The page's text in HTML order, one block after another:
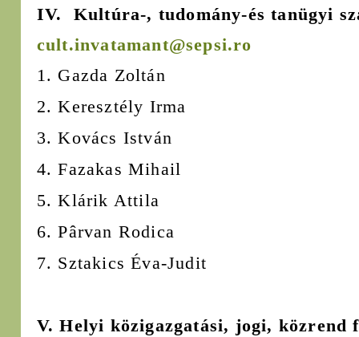
IV. Kultúra-, tudomány-és tanügyi
cult.invatamant@sepsi.ro
1. Gazda Zoltán
2. Keresztély Irma
3. Kovács István
4. Fazakas Mihail
5. Klárik Attila
6. Pârvan Rodica
7. Sztakics Éva-Judit
V. Helyi közigazgatási, jogi, közrend